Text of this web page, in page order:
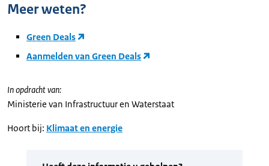
Meer weten?
Green Deals
Aanmelden van Green Deals
In opdracht van:
Ministerie van Infrastructuur en Waterstaat
Hoort bij: Klimaat en energie